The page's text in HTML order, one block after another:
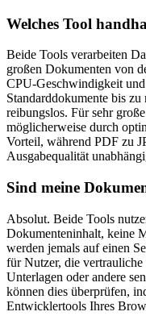
Welches Tool
Beide Tools verarbeiten
großen Dokumenten von
CPU-Geschwindigkeit
Standarddokumente bis
reibungslos. Für sehr
möglicherweise durch
Vorteil, während PDF zu
Ausgabequalität
Sind meine
Absolut. Beide Tools
Dokumenteninhalt, keine
werden jemals auf einen
für Nutzer, die
Unterlagen oder andere
können dies überprüfen,
Entwicklertools Ihres